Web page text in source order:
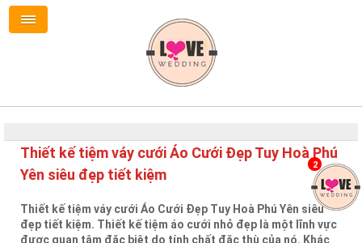
Thiết kế tiệm váy cưới Áo Cưới Đẹp Tuy Hoà Phú
Yên siêu đẹp tiết kiệm
Thiết kế tiệm váy cưới Áo Cưới Đẹp Tuy Hoà Phú Yên siêu
đẹp tiết kiệm. Thiết kế tiệm áo cưới nhỏ đẹp là một lĩnh vực
được quan tâm đặc biệt do tính chất đặc thù của nó. Khác
2